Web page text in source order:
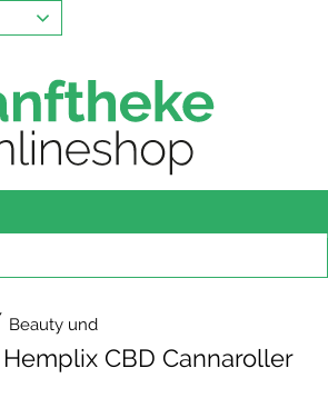
Beauty und
CBD Cannaroller